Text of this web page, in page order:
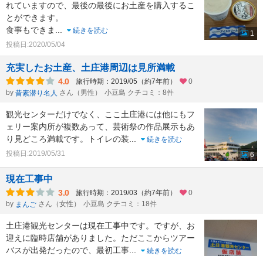
れていますので、最後の最後にお土産を購入するこ
とができます。
食事もできま
続きを読む
投稿日:2020/05/04
1
充実したお土産、土庄港周辺は見所満載
4.0 旅行時期：2019/05（約7年前）
0
by 昔素潜り名人 さん（男性） 小豆島 クチコミ：8件
観光センターだけでなく、ここ土庄港には他にもフ
ェリー案内所が複数あって、芸術祭の作品展示もあ
り見どころ満載です。トイレの装
続きを読む
投稿日:2019/05/31
6
現在工事中
3.0 旅行時期：2019/03（約7年前）
0
by まんご さん（女性） 小豆島 クチコミ：18件
土庄港観光センターは現在工事中です。ですが、お
迎えに臨時店舗がありました。ただここからツアー
バスが出発だったので、最初工事
続きを読む